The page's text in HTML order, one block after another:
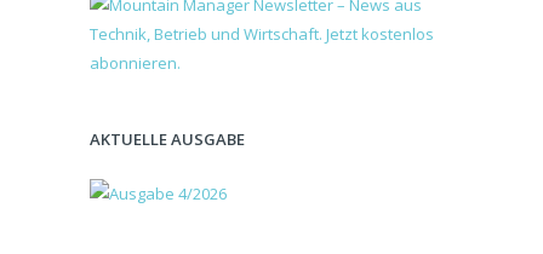
AKTUELLE AUSGABE